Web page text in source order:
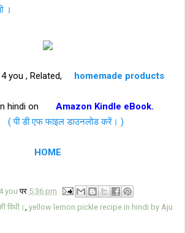
।
you , Related,
homemade products
hindi on
Amazon Kindle eBook.
( पी डी एफ फाइल डाउनलोड करें। )
HOME
you पर 5:36 pm
विधी। yellow lemon pickle recipe in hindi by Aju